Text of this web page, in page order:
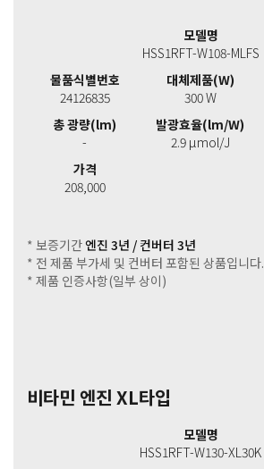
모델명
HSS1RFT-W108-MLFS
물품식별번호
24126835
대체제품(W)
300 W
총 광량(lm)
-
발광효율(lm/W)
2.9 μmol/J
가격
208,000
* 보증기간엔진 3년 / 컨버터 3년
* 전 제품 부가세 및 컨버터 포함된 상품입니다.
* 제품 인증사항(일부 상이)
비타민 엔진 XL타입
모델명
HSS1RFT-W130-XL30K